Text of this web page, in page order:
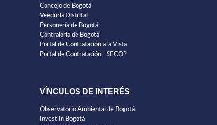
Concejo de Bogotá
Veeduría Distrital
Personería de Bogotá
Contraloría de Bogotá
Portal de Contratación a la Vista
Portal de Contratación - SECOP
VÍNCULOS DE INTERÉS
Observatorio Ambiental de Bogotá
Invest In Bogotá